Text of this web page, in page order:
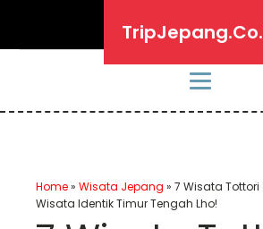
Home» Wisata Jepang » 7 Wisata
Wisata Identik Timur Tengah Lho!